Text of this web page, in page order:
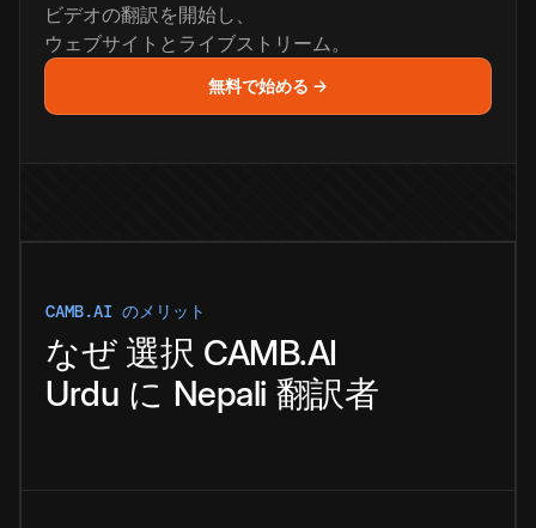
ビデオの翻訳を開始し、
ウェブサイトとライブストリーム。
無料で始める →
CAMB.AI のメリット
なぜ 選択 CAMB.AI
Urdu に Nepali 翻訳者